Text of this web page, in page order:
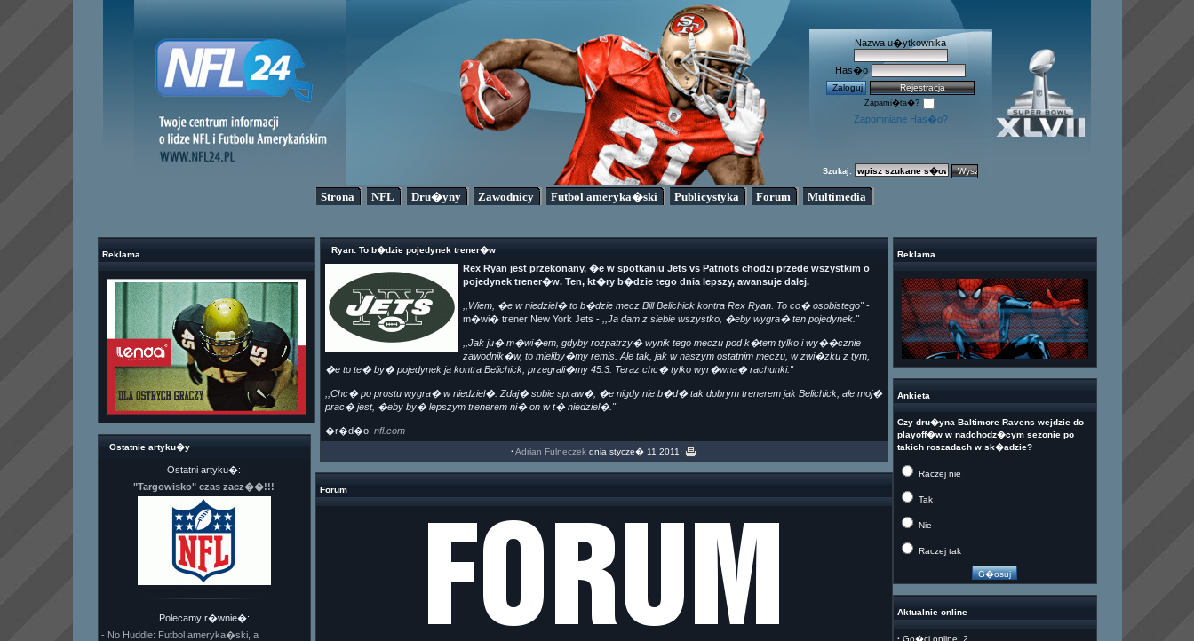
Nazwa u�ytkownika
Has�o
Zapami�ta�?
Zapomniane Has�o?
Szukaj:
Strona NFL Dru�yny Zawodnicy Futbol ameryka�ski Publicystyka Forum Multimedia
Reklama
Ostatnie artyku�y
Ostatni artyku�:
"Targowisko" czas zacz��!!!
Polecamy r�wnie�:
- No Huddle: Futbol ameryka�ski, a
Ryan: To b�dzie pojedynek trener�w
Rex Ryan jest przekonany, �e w spotkaniu Jets vs Patriots chodzi przede wszystkim o
pojedynek trener�w. Ten, kt�ry b�dzie tego dnia lepszy, awansuje dalej.
,,Wiem, �e w niedziel� to b�dzie mecz Bill Belichick kontra Rex Ryan. To co� osobistego"-
m�wi� trener New York Jets -
,,Ja dam z siebie wszystko, �eby wygra� ten pojedynek."
,,Jak ju� m�wi�em, gdyby rozpatrzy� wynik tego meczu pod k�tem tylko i wy��cznie
zawodnik�w, to mieliby�my remis. Ale tak, jak w naszym ostatnim meczu, w zwi�zku z tym,
�e to te� by� pojedynek ja kontra Belichick, przegrali�my 45:3. Teraz chc� tylko wyr�wna� rachunki."
,,Chc� po prostu wygra� w niedziel�. Zdaj� sobie spraw�, �e nigdy nie b�d� tak dobrym trenerem jak Belichick, ale moj�
prac� jest, �eby by� lepszym trenerem ni� on w t� niedziel�."
�r�d�o: nfl.com
· Adrian Fulneczekdnia stycze� 11 2011·
Forum
Reklama
Ankieta
Czy dru�yna Baltimore Ravens wejdzie do
playoff�w w nadchodz�cym sezonie po
takich roszadach w sk�adzie?
Raczej nie
Tak
Nie
Raczej tak
Aktualnie online
· Go�ci online: 2